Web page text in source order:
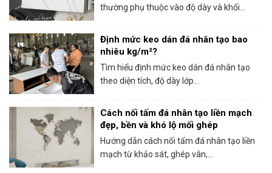
thường phụ thuộc vào độ dày và khối...
Định mức keo dán đá nhân tạo bao
nhiêu kg/m²?
Tìm hiểu định mức keo dán đá nhân tạo
theo diện tích, độ dày lớp...
Cách nối tấm đá nhân tạo liền mạch
đẹp, bền và khó lộ mối ghép
Hướng dẫn cách nối tấm đá nhân tạo liền
mạch từ khảo sát, ghép vân,...